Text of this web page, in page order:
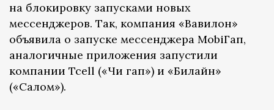
на блокировку запусками новых
мессенджеров. Так, компания «Вавилон»
объявила о запуске мессенджера МobiГап,
аналогичные приложения запустили
компании Tcell («Чи гап») и «Билайн»
(«Салом»).